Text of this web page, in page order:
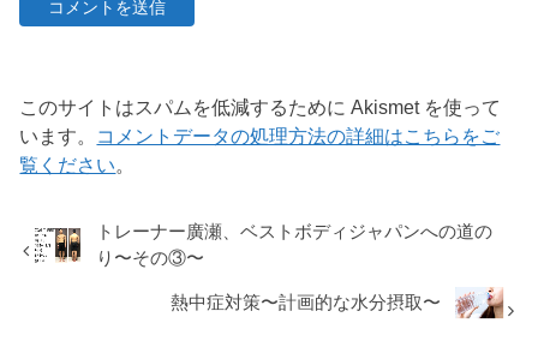
このサイトはスパムを低減するために Akismet を使って
います。 コメントデータの処理方法の詳細はこちらをご
覧ください。
トレーナー廣瀬、ベストボディジャパンへの道の
り〜その③〜
熱中症対策〜計画的な水分摂取〜